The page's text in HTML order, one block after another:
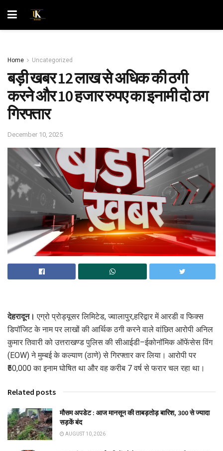
Home Uncategorized
बड़ी खबर 12 लाख से अधिक की ठगी
करने और 10 हजार रुपए का इनामी दो ठग
गिरफ्तार
December 10, 2025
देहरादून। एग्रो प्रोड्यूसर लिमिटेड, ज्वालापुर,हरिद्वार में आरडी व फिक्स
डिपॉजिट के नाम पर लाखों की आर्थिक ठगी करने वाले वांछित आरोपी अनिल
कुमार तिवारी को उत्तराखण्ड पुलिस की सीआईडी–ईकोनॉमिक ऑफेंसेस विंग
(EOW) ने मुम्बई के कल्याण (ठाणे) से गिरफ्तार कर लिया। आरोपी पर
₹50,000 का इनाम घोषित था और वह करीब 7 वर्ष से फरार चल रहा था।
Related posts
मौसम अपडेट : आज मानसून की ताबड़तोड़ बारिश, 300 से ज्यादा
सड़कें बंद
AUGUST 10, 2026